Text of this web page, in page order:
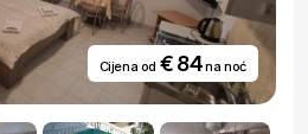
Cijena od € 84na noć